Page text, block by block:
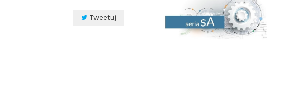
Tweetuj